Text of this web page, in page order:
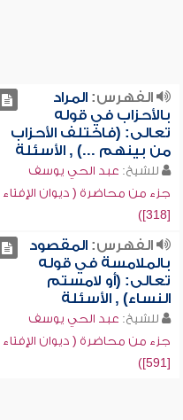
الفهرس:المراد
بالأحزاب في قوله
تعالى: (فاختلف الأحزاب
من بينهم ...) , الأسئلة
للشيخ: عبد الحي يوسف
جزء من محاضرة ( ديوان الإفتاء
[318])
الفهرس:المقصود
بالملامسة في قوله
تعالى: (أو لامستم
النساء) , الأسئلة
للشيخ: عبد الحي يوسف
جزء من محاضرة ( ديوان الإفتاء
[591])